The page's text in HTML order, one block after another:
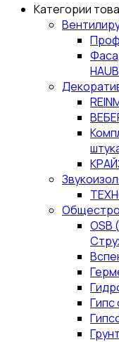
Категории
OSB
Гипс